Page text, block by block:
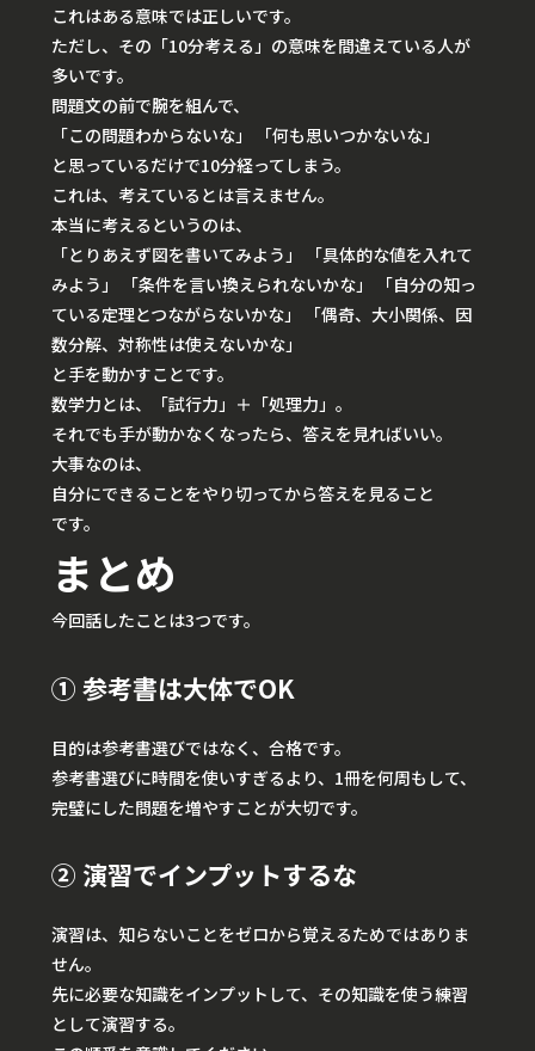
これはある意味では正しいです。
ただし、その「10分考える」の意味を間違えている人が
多いです。
問題文の前で腕を組んで、
「この問題わからないな」 「何も思いつかないな」
と思っているだけで10分経ってしまう。
これは、考えているとは言えません。
本当に考えるというのは、
「とりあえず図を書いてみよう」 「具体的な値を入れて
みよう」 「条件を言い換えられないかな」 「自分の知っ
ている定理とつながらないかな」 「偶奇、大小関係、因
数分解、対称性は使えないかな」
と手を動かすことです。
数学力とは、「試行力」＋「処理力」。
それでも手が動かなくなったら、答えを見ればいい。
大事なのは、
自分にできることをやり切ってから答えを見ること
です。
まとめ
今回話したことは3つです。
① 参考書は大体でOK
目的は参考書選びではなく、合格です。
参考書選びに時間を使いすぎるより、1冊を何周もして、
完璧にした問題を増やすことが大切です。
② 演習でインプットするな
演習は、知らないことをゼロから覚えるためではありま
せん。
先に必要な知識をインプットして、その知識を使う練習
として演習する。